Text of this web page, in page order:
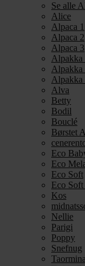
Se alle
Alice
Alpaca 1
Alpaca 2
Alpaca 3
Alpakka
Alpakka
Alva
Betty
Bodil
Bouclé
Børstet
Eco
Eco
Eco Soft
Eco
Kos
Nellie
Parigi
Poppy
Snefnug
Taormina